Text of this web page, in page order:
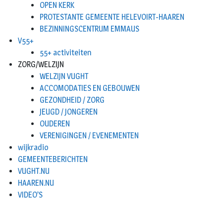
OPEN KERK
PROTESTANTE GEMEENTE HELEVOIRT-HAAREN
BEZINNINGSCENTRUM EMMAUS
V55+
55+ activiteiten
ZORG/WELZIJN
WELZIJN VUGHT
ACCOMODATIES EN GEBOUWEN
GEZONDHEID / ZORG
JEUGD / JONGEREN
OUDEREN
VERENIGINGEN / EVENEMENTEN
wijkradio
GEMEENTEBERICHTEN
VUGHT.NU
HAAREN.NU
VIDEO’S